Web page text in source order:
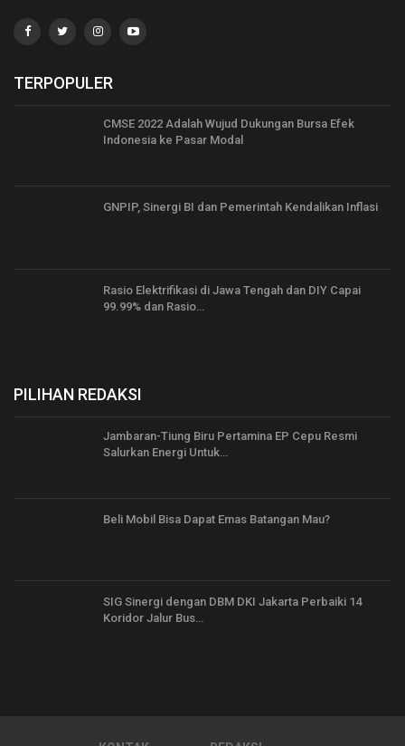
TERPOPULER
CMSE 2022 Adalah Wujud Dukungan Bursa Efek
Indonesia ke Pasar Modal
GNPIP, Sinergi BI dan Pemerintah Kendalikan Inflasi
Rasio Elektrifikasi di Jawa Tengah dan DIY Capai
99.99% dan Rasio…
PILIHAN REDAKSI
Jambaran-Tiung Biru Pertamina EP Cepu Resmi
Salurkan Energi Untuk…
Beli Mobil Bisa Dapat Emas Batangan Mau?
SIG Sinergi dengan DBM DKI Jakarta Perbaiki 14
Koridor Jalur Bus…